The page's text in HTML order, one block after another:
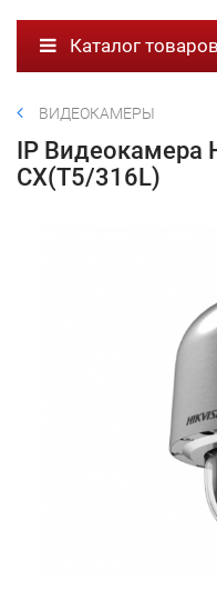
Каталог товаров
ВИДЕОКАМЕРЫ
IP Видеокамера
CX(T5/316L)